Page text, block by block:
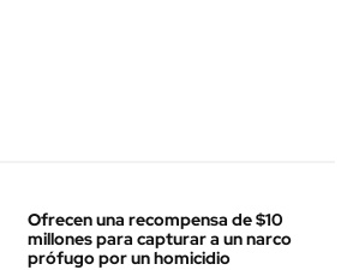
Ofrecen una recompensa de $10
millones para capturar a un narco
prófugo por un homicidio